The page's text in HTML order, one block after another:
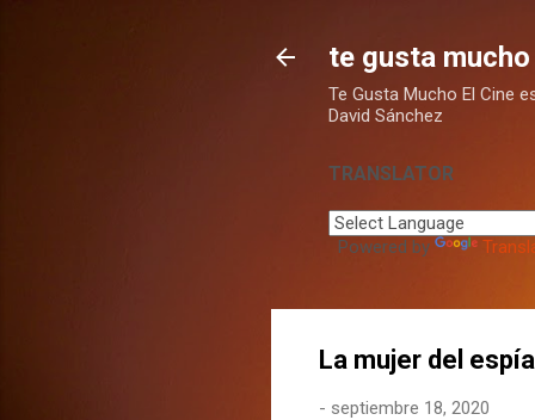
te gusta
Te Gusta Mucho El Cine
David Sánchez
TRANSLATOR
Powered by
La mujer del
- septiembre 18, 2020